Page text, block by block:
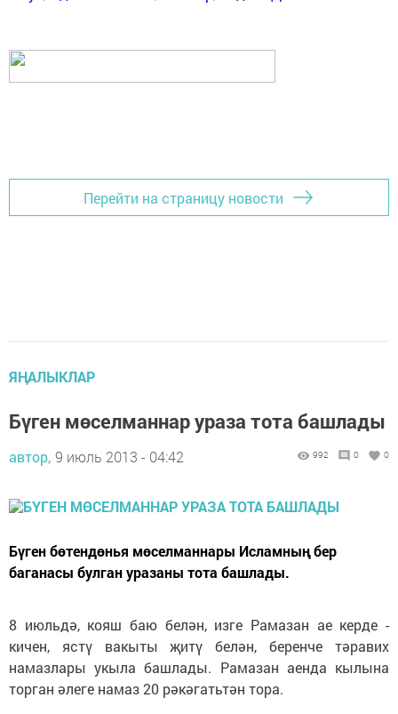
Перейти на страницу новости
ЯҢАЛЫКЛАР
Бүген мөселманнар ураза тота башлады
автор, 9 июль 2013 - 04:42 992 0 0
Бүген бөтендөнья мөселманнары Исламның бер
баганасы булган уразаны тота башлады.
8 июльдә, кояш баю белән, изге Рамазан ае керде -
кичен, ястү вакыты җитү белән, беренче тәравих
намазлары укыла башлады. Рамазан аенда кылына
торган әлеге намаз 20 рәкәгатьтән тора.